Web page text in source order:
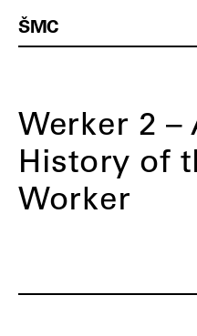
ŠMC
Werker 2 –
History of
Worker